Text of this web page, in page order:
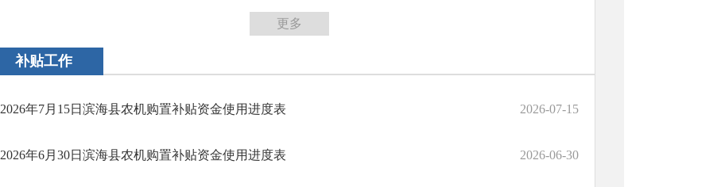
更多
补贴工作
2026年7月15日滨海县农机购置补贴资金使用进度表 2026-07-15
2026年6月30日滨海县农机购置补贴资金使用进度表 2026-06-30